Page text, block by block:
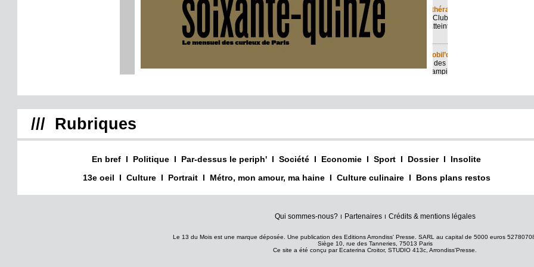
/// Rubriques
En bref I Politique I Par-dessus le periph' I Société I Economie I Sport I Dossier I
Insolite
13e oeil
I Culture I Portrait I Métro, mon amour, ma haine I Culture culinaire I Bons plans restos
Qui sommes-nous? I Partenaires I Crédits & mentions légales
Le 13 du Mois est une marque déposée. Une publication des Editions Arrondiss' Presse. SARL au capital de 5000 euros
Siège 10, rue des Tanneries, 75013 Paris
Ce site a été conçu par Ecaterina Croitor, STUDIO 413c, Arrondiss'Presse.